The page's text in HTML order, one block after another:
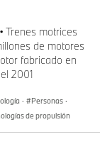
Trenes motrices
de motores
fabricado en
2001
· Personas ·
de propulsión